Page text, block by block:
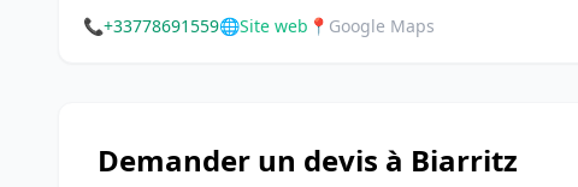
📞+33778691559🌐Site web 📍 Google Maps
Demander un devis à Biarritz